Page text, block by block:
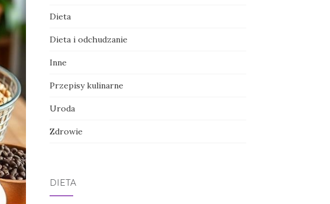
Dieta
Dieta i odchudzanie
Inne
Przepisy kulinarne
Uroda
Zdrowie
DIETA